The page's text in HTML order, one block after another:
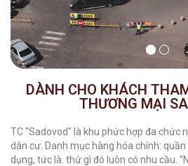
DÀNH CHO KHÁCH
THƯƠNG MẠI
TC "Sadovod" là khu phức hợp đa chức
dân cư. Danh mục hàng hóa chính:
dụng, tức là. thứ gì đó luôn có nhu cầu.